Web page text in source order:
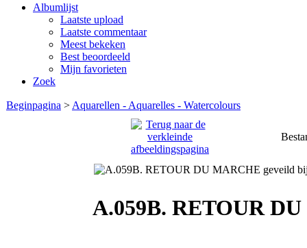
Albumlijst
Laatste upload
Laatste commentaar
Meest bekeken
Best beoordeeld
Mijn favorieten
Zoek
Beginpagina > Aquarellen - Aquarelles - Watercolours
A.059B. RETOUR